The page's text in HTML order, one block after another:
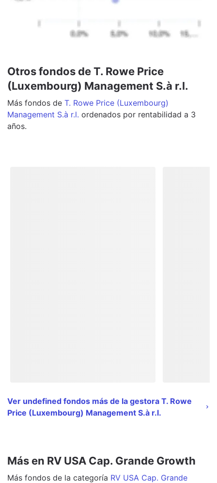
Otros fondos de T. Rowe Price
(Luxembourg) Management S.à r.l.
Más fondos de T. Rowe Price (Luxembourg)
Management S.à r.l. ordenados por rentabilidad a 3
años.
Ver undefined fondos más de la gestora T. Rowe
Price (Luxembourg) Management S.à r.l.
Más en RV USA Cap. Grande Growth
Más fondos de la categoría RV USA Cap. Grande